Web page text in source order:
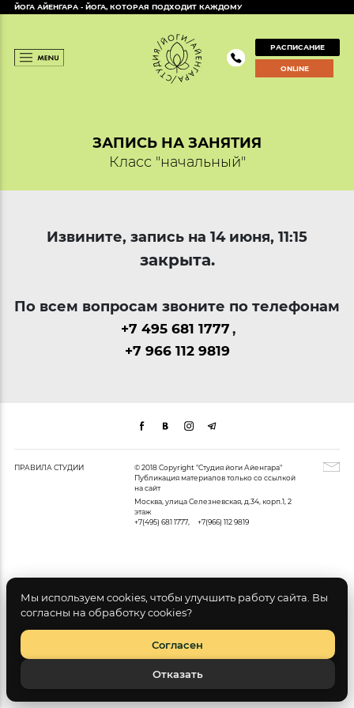
ЙОГА АЙЕНГАРА - ЙОГА, КОТОРАЯ ПОДХОДИТ КАЖДОМУ
РАСПИСАНИЕ
ONLINE
ЗАПИСЬ НА ЗАНЯТИЯ
Класс "начальный"
Извините, запись на 14 июня, 11:15
закрыта.
По всем вопросам звоните по телефонам
+7 495 681 1777 ,
+7 966 112 9819
ПРАВИЛА СТУДИИ
© 2018 Copyright "Студия йоги Айенгара"
Публикация материалов только со ссылкой
на сайт
Москва, улица Селезневская, д.34, корп.1, 2
этаж
+7(495) 681 1777, +7(966) 112 9819
Мы используем cookies, чтобы улучшить работу сайта. Вы
согласны на обработку cookies?
Согласен
Отказать